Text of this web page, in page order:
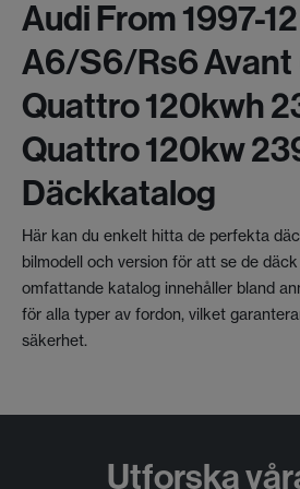
Audi From 1997-
A6/s6/rs6 Avant
Quattro 120kwh
Quattro 120kw
Däckkatalog
Här kan du enkelt hitta de perfekta
bilmodell och version för att se de
omfattande katalog innehåller bland
för alla typer av fordon, vilket
säkerhet.
Utforska